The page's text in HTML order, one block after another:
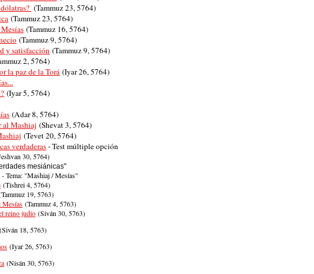
(Tammuz23,5764)
(Tammuz23,5764)
(Tammuz 16,5764)
(Tammuz9,5764)
y satisfacción (Tammuz9,5764)
2,5764)
la paz de la Torá (Iyar26,5764)
(Iyar5,5764)
(Adar8,5764)
al Mashiaj (Shevat 3, 5764)
(Tevet 20, 5764)
verdaderas - Test múltiple opción
30, 5764)
mesiánicas"
- Tema: "Mashiaj / Mesías"
(Tishrei4, 5764)
19, 5763)
Mesías (Tammuz4, 5763)
reino judío (Siván 30, 5763)
(Siván 18, 5763)
(Iyar26, 5763)
(Nisán 30, 5763)